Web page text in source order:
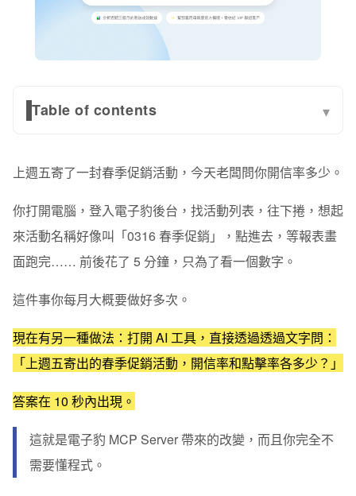
Table of contents ▾
情境 2｜Email 行銷成效報告，AI 幫你彙整不用開 Excel
情境 3｜寄信前一鍵預檢：確認名單人數與帳戶信件額度
情境 4｜節慶 EDM 活動草稿，套用模版範本到備稿完
成，只要 10 分鐘
情境 5｜篩選沉睡名單，重啟 Email 再行銷策略
🤖 電子豹 MCP Server 是什麼？一個比喻就懂
📋 電子豹 MCP Server 支援哪些 Email 行銷功能？
🛠️ 如何安裝電子豹 MCP Server？4 步驟完成設定
設定完成後，先試試這 3 句 AI 指令
上週五寄了一封春季促銷活動，今天老闆問你開信率多少。
你打開電腦，登入電子豹後台，找活動列表，往下捲，想起
來活動名稱好像叫「0316 春季促銷」，點進去，等報表畫
面跑完…… 前後花了 5 分鐘，只為了看一個數字。
這件事你每月大概要做好多次。
現在有另一種做法：打開 AI 工具，直接透過透過文字問：
「上週五寄出的春季促銷活動，開信率和點擊率各多少？」
答案在 10 秒內出現。
這就是電子豹 MCP Server 帶來的改變，而且你完全不
需要懂程式。